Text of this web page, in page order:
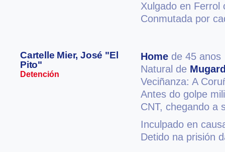
Xulgado en Ferrol
Conmutada por
Cartelle Mier, José "El
Pito"
Detención
Home de 45 anos
Natural de
Veciñanza: A
Antes do golpe
CNT, chegando a
Inculpado en
Detido na prisión